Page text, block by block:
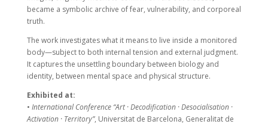
became a symbolic archive of fear, vulnerability, and corporeal
truth.
The work investigates what it means to live inside a monitored
body—subject to both internal tension and external judgment.
It captures the unsettling boundary between biology and
identity, between mental space and physical structure.
Exhibited at:
• International Conference “Art · Decodification · Desocialisation ·
Activation · Territory”, Universitat de Barcelona, Generalitat de